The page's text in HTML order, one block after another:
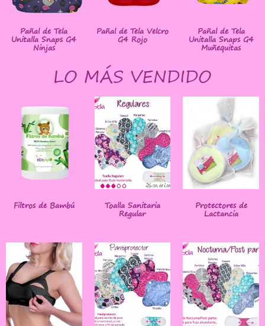
Pañal de Tela
Unitalla Snaps G4
Ninjas
Pañal de Tela Velcro
G4 Rojo
Pañal de Tela
Unitalla Snaps G4
Muñequitas
LO MÁS VENDIDO
Filtros de Bambú Toalla Sanitaria
Regular
Protectores de
Lactancia